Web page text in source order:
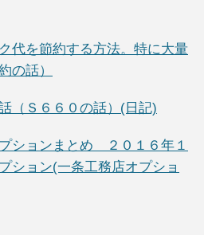
代を節約する方法。特に大量
の話）
（Ｓ６６０の話）(日記)
ションまとめ ２０１６年１
ション(一条工務店オプショ